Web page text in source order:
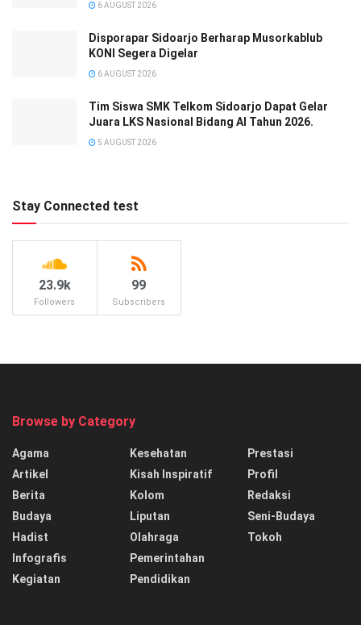
6 AUGUST 2026
Disporapar Sidoarjo Berharap Musorkablub
KONI Segera Digelar
6 AUGUST 2026
Tim Siswa SMK Telkom Sidoarjo Dapat Gelar
Juara LKS Nasional Bidang AI Tahun 2026.
5 AUGUST 2026
Stay Connected test
23.9k
Followers
99
Subscribers
Browse by Category
Agama
Artikel
Berita
Budaya
Hadist
Infografis
Kegiatan
Kesehatan
Kisah Inspiratif
Kolom
Liputan
Olahraga
Pemerintahan
Pendidikan
Prestasi
Profil
Redaksi
Seni-Budaya
Tokoh